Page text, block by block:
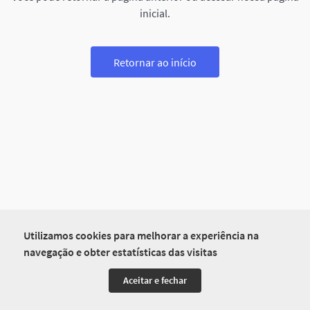
Utilizamos cookies para melhorar a experiência na
navegação e obter estatísticas das visitas
Aceitar e fechar
inicial.
Retornar ao início